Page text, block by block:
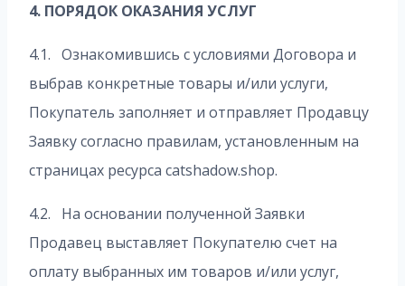
4. ПОРЯДОК ОКАЗАНИЯ УСЛУГ
4.1. Ознакомившись с условиями Договора и
выбрав конкретные товары и/или услуги,
Покупатель заполняет и отправляет Продавцу
Заявку согласно правилам, установленным на
страницах ресурса catshadow.shop.
4.2. На основании полученной Заявки
Продавец выставляет Покупателю счет на
оплату выбранных им товаров и/или услуг,